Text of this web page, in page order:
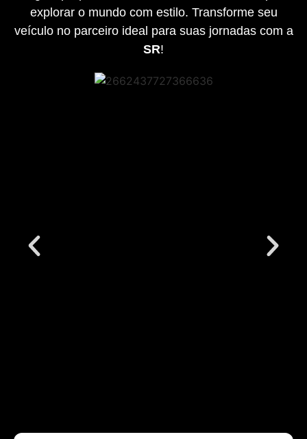
explorar o mundo com estilo. Transforme seu
veículo no parceiro ideal para suas jornadas com a
SR!